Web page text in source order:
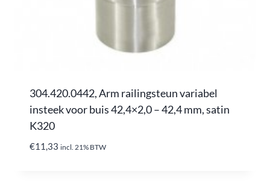
304.420.0442, Arm railingsteun variabel
insteek voor buis 42,4×2,0 – 42,4 mm, satin
K320
€11,33 incl. 21% BTW